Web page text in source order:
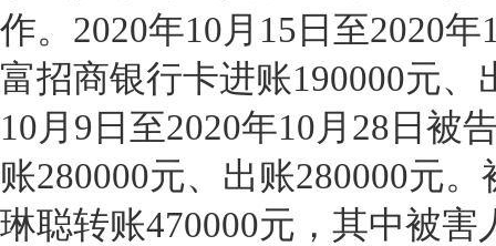
作。2020年10月15日至2020
富招商银行卡进账190000元、
10月9日至2020年10月28日被
账280000元、出账280000元
琳聪转账470000元，其中被